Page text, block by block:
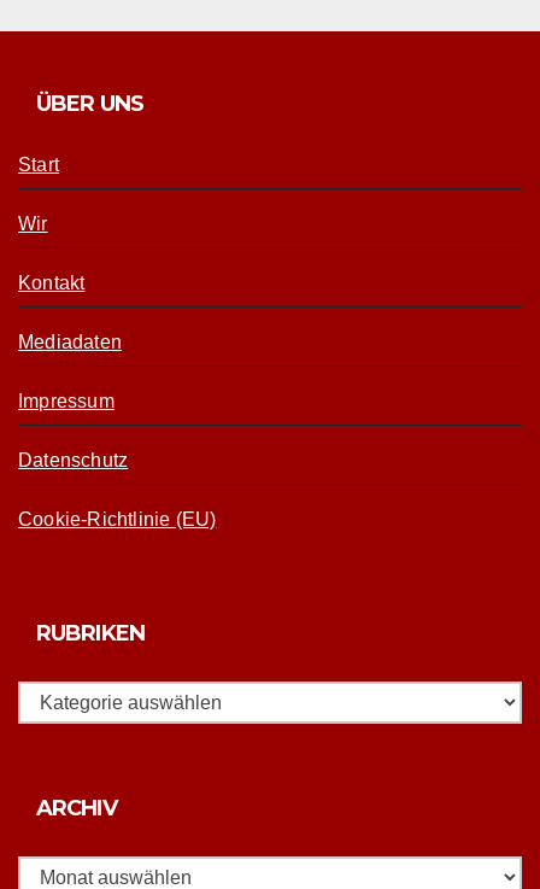
ÜBER UNS
Start
Wir
Kontakt
Mediadaten
Impressum
Datenschutz
Cookie-Richtlinie (EU)
RUBRIKEN
Rubriken
ARCHIV